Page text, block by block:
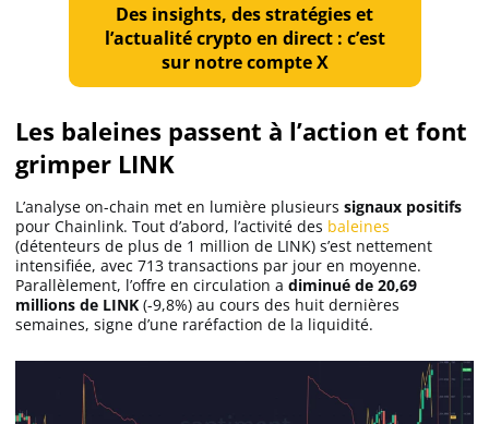
Des insights, des stratégies et
l’actualité crypto en direct : c’est
sur notre compte X
Les baleines passent à l’action et font
grimper LINK
L’analyse on-chain met en lumière plusieurs signaux positifs
pour Chainlink. Tout d’abord, l’activité des baleines
(détenteurs de plus de 1 million de LINK) s’est nettement
intensifiée, avec 713 transactions par jour en moyenne.
Parallèlement, l’offre en circulation a diminué de 20,69
millions de LINK (-9,8%) au cours des huit dernières
semaines, signe d’une raréfaction de la liquidité.